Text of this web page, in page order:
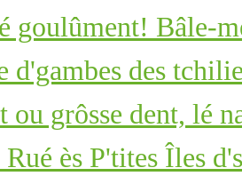
goulûment! Bâle-
d'gambes des
ou grôsse dent, lé
ès P'tites Îles